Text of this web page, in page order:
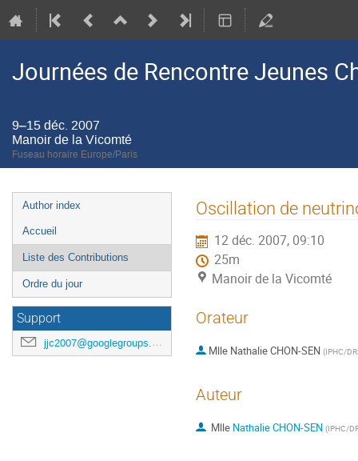
Journées de Rencontre Jeunes
9–15 déc. 2007
Manoir de la Vicomté
Fuseau horaire Europe/Paris
Menu
de
l'événement
Author index
Accueil
Liste des Contributions
Ordre du jour
Support
jjc2007@googlegroups.com
Oscillation de
12 déc. 2007, 09:10
25m
Manoir de la Vicomté
Orateur
Mlle Nathalie CHON-SEN (IPHC/
Auteur
Mlle Nathalie CHON-SEN (IPHC/